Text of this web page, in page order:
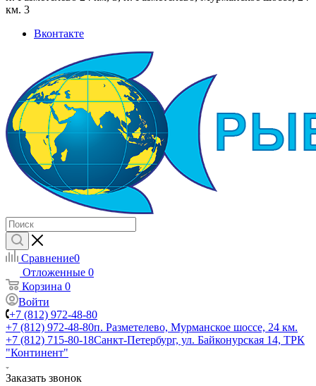
км. 3
Вконтакте
Сравнение0
Отложенные 0
Корзина 0
Войти
+7 (812) 972-48-80
+7 (812) 972-48-80п. Разметелево, Мурманское шоссе, 24 км.
+7 (812) 715-80-18Санкт-Петербург, ул. Байконурская 14, ТРК
"Континент"
Заказать звонок